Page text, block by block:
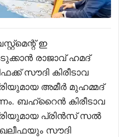
ഇ
രാജാവ് ഹമദ്
സൗദി കിരീടാവ
അമീർ മുഹമ്മദ്
ബഹ്റൈൻ കിരീടാവ
പ്രിൻസ് സൽ
സൗദി